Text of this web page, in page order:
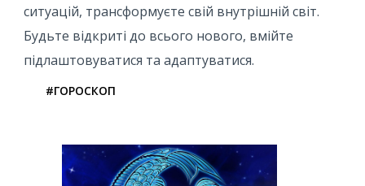
ситуацій, трансформуєте свій внутрішній світ.
Будьте відкриті до всього нового, вмійте
підлаштовуватися та адаптуватися.
#ГОРОСКОП